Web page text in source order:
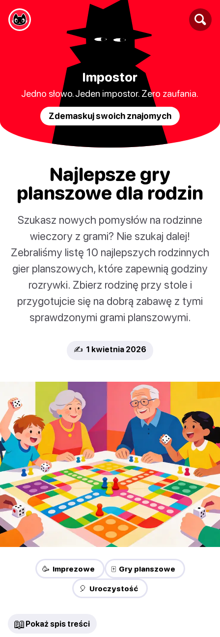
Impostor
Jedno słowo. Jeden impostor. Zero zaufania.
Zdemaskuj swoich znajomych
Najlepsze gry
planszowe dla rodzin
Szukasz nowych pomysłów na rodzinne
wieczory z grami? Nie szukaj dalej!
Zebraliśmy listę 10 najlepszych rodzinnych
gier planszowych, które zapewnią godziny
rozrywki. Zbierz rodzinę przy stole i
przygotujcie się na dobrą zabawę z tymi
sprawdzonymi grami planszowymi.
✍️ 1 kwietnia 2026
🥳 Imprezowe 🀄 Gry planszowe
🎈 Uroczystość
📖 Pokaż spis treści